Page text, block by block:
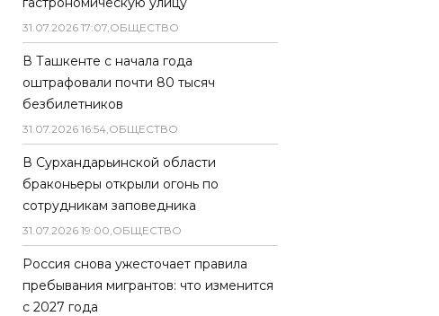
31.07.2026 17:07,ОБЩЕСТВО
В Ташкенте с начала года
оштрафовали почти 80 тысяч
безбилетников
31.07.2026 16:54,ОБЩЕСТВО
В Сурхандарьинской области
браконьеры открыли огонь по
сотрудникам заповедника
31.07.2026 19:00,ОБЩЕСТВО
Россия снова ужесточает правила
пребывания мигрантов: что изменится
с 2027 года